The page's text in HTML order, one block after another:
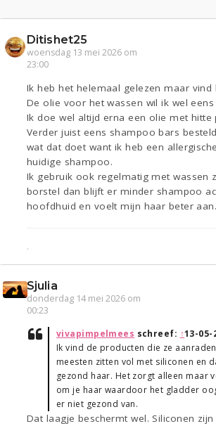
Ditishet25
woensdag 13 mei 2026 om
23:00
Ik heb het helemaal gelezen maar vind
De olie voor het wassen wil ik wel
Ik doe wel altijd erna een olie met hitte
Verder juist eens shampoo bars
wat dat doet want ik heb een
huidige shampoo.
Ik gebruik ook regelmatig met wassen
borstel dan blijft er minder shampoo
hoofdhuid en voelt mijn haar beter aan.
.
Sjulia
donderdag 14 mei 2026 om
00:23
vivapimpelmees schreef: ↑13-05-
Ik vind de producten die ze
meesten zitten vol met siliconen en
gezond haar. Het zorgt alleen maar
om je haar waardoor het gladder
er niet gezond van.
Dat laagje beschermt wel. Siliconen